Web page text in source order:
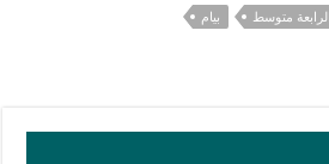
الرابعة متوسط بيام